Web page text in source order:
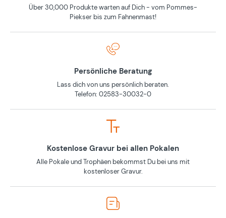
Über 30,000 Produkte warten auf Dich - vom Pommes-
Piekser bis zum Fahnenmast!
Persönliche Beratung
Lass dich von uns persönlich beraten.
Telefon: 02583-30032-0
Kostenlose Gravur bei allen Pokalen
Alle Pokale und Trophäen bekommst Du bei uns mit
kostenloser Gravur.